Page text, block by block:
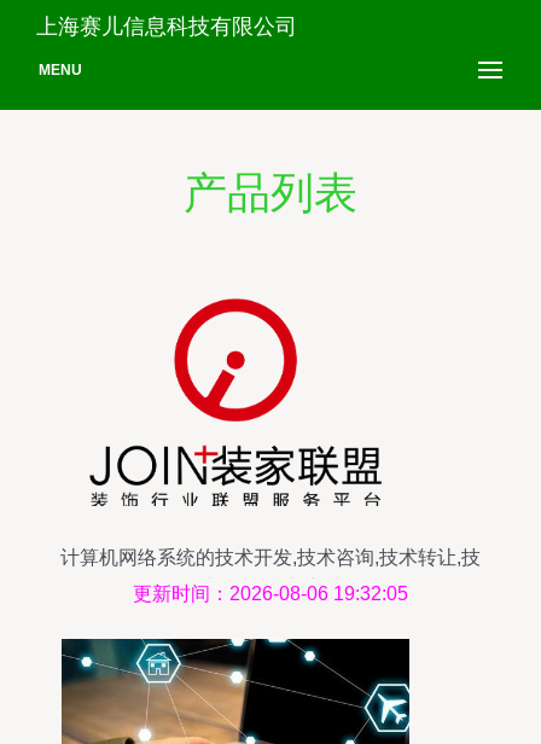
上海赛儿信息科技有限公司
MENU
产品列表
计算机网络系统的技术开发,技术咨询,技术转让,技
术服务,技术培训
更新时间：2026-08-06 19:32:05